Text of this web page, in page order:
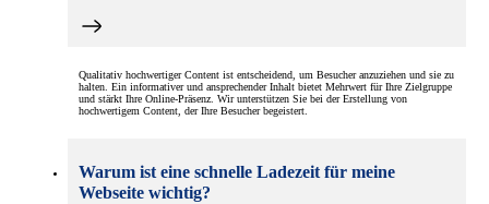
Qualitativ hochwertiger Content ist entscheidend, um Besucher anzuziehen und sie zu
halten. Ein informativer und ansprechender Inhalt bietet Mehrwert für Ihre Zielgruppe
und stärkt Ihre Online-Präsenz. Wir unterstützen Sie bei der Erstellung von
hochwertigem Content, der Ihre Besucher begeistert.
Warum ist eine schnelle Ladezeit für meine
Webseite wichtig?